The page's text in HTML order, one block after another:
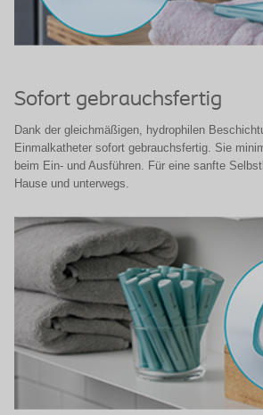
Sofort gebrauchsfertig
Dank der gleichmäßigen, hydrophilen
Einmalkatheter sofort gebrauchsfertig. Sie
beim Ein- und Ausführen. Für eine sanfte
Hause und unterwegs.